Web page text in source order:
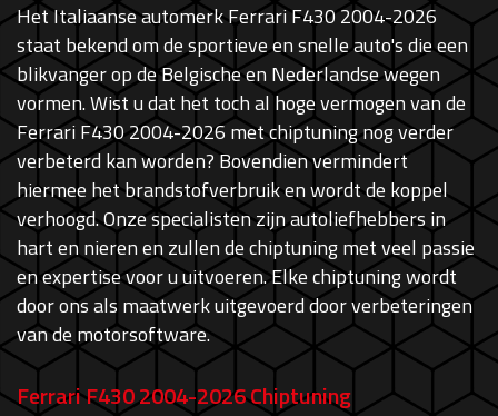
Het Italiaanse automerk Ferrari F430 2004-2026
staat bekend om de sportieve en snelle auto's die een
blikvanger op de Belgische en Nederlandse wegen
vormen. Wist u dat het toch al hoge vermogen van de
Ferrari F430 2004-2026 met chiptuning nog verder
verbeterd kan worden? Bovendien vermindert
hiermee het brandstofverbruik en wordt de koppel
verhoogd. Onze specialisten zijn autoliefhebbers in
hart en nieren en zullen de chiptuning met veel passie
en expertise voor u uitvoeren. Elke chiptuning wordt
door ons als maatwerk uitgevoerd door verbeteringen
van de motorsoftware.
Ferrari F430 2004-2026 Chiptuning